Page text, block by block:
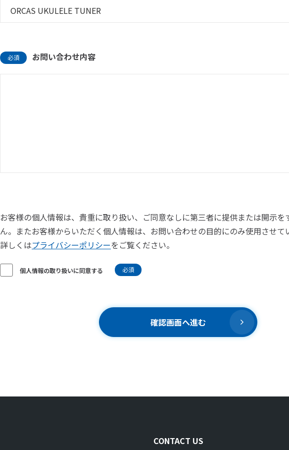
必須 お問い合わせ内容
お客様の個人情報は、貴重に取り扱い、ご同意なしに第三者に提供または開示を
ん。またお客様からいただく個人情報は、お問い合わせの目的にのみ使用させて
詳しくはプライバシーポリシーをご覧ください。
個人情報の取り扱いに同意する 必須
確認画面へ進む
CONTACT US